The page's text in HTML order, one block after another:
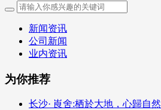
新闻资讯
公司新闻
业内资讯
为你推荐
长沙· 崀舍:栖於大地，心歸自然